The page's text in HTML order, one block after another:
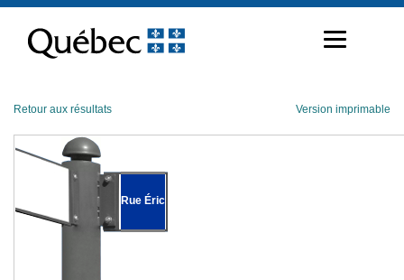
contenu
Retour aux résultats Version imprimable
Rue Éric